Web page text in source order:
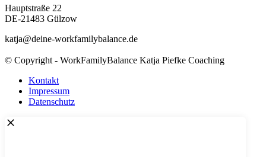
Hauptstraße 22
DE-21483 Gülzow
katja@deine-workfamilybalance.de
© Copyright - WorkFamilyBalance Katja Piefke Coaching
Kontakt
Impressum
Datenschutz